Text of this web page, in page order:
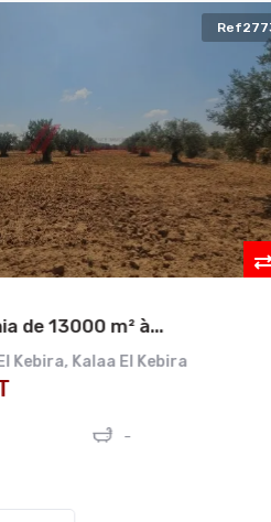
m² à...
,Kalaa El Kebira